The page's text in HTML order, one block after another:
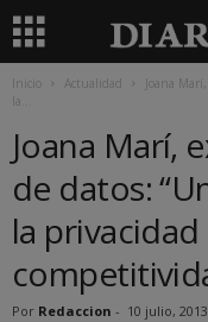
Inicio Actualidad
Joana
la...
Joana Marí,
de datos:
la
Por Redaccion - 10 julio, 2013